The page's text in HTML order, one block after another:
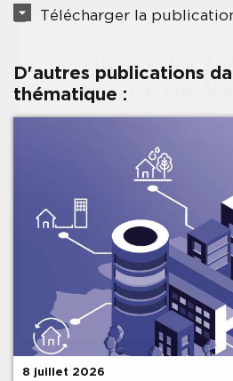
Télécharger la
D'autres publications
thématique :
Précédent
8 juillet 2026
INSCRIVEZ-
NOTRE
Votre adresse
Soumettre